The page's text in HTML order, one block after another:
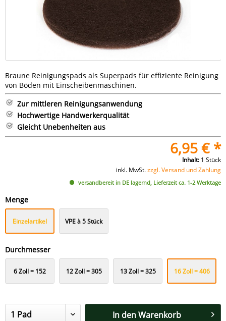
Braune Reinigungspads als Superpads für effiziente Reinigung
von Böden mit Einscheibenmaschinen.
Zur mittleren Reinigungsanwendung
Hochwertige Handwerkerqualität
Gleicht Unebenheiten aus
6,95 € *
Inhalt: 1 Stück
inkl. MwSt.zzgl. Versand und Zahlung
versandbereit in DE lagernd, Lieferzeit ca. 1-2 Werktage
Menge
Einzelartikel VPE à 5 Stück
Durchmesser
6 Zoll = 152 12 Zoll = 305 13 Zoll = 325 16 Zoll = 406
In denWarenkorb